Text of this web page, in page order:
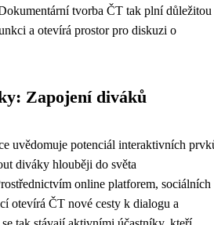
tvorba ČT tak plní důležitou
a otevírá prostor pro diskuzi o
Zapojení diváků
uvědomuje potenciál interaktivních
diváky hlouběji do světa
online platforem, sociálních
otevírá ČT nové cesty k dialogu a